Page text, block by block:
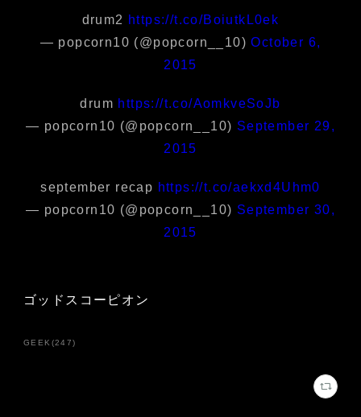
drum2 https://t.co/BoiutkL0ek
— popcorn10 (@popcorn__10)October 6,
2015
drum https://t.co/AomkveSoJb
— popcorn10 (@popcorn__10) September 29,
2015
september recap https://t.co/aekxd4Uhm0
— popcorn10 (@popcorn__10) September 30,
2015
ゴッドスコーピオン
GEEK (247)